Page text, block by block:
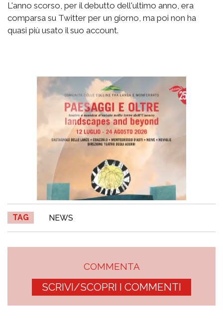
L'anno scorso, per il debutto dell'ultimo anno, era
comparsa su Twitter per un giorno, ma poi non ha
quasi più usato il suo account.
TAG NEWS
COMMENTA
SCRIVI/SCOPRI I COMMENTI